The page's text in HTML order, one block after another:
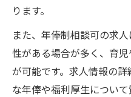
ります。
また、年俸制相談可の求
性がある場合が多く、育
が可能です。求人情報の
な年俸や福利厚生につい